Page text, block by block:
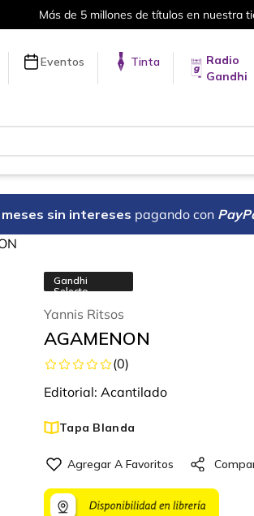
Más de 5 millones de títulos en nuestra
Eventos Tinta
Radio
Gandhi
meses sin intereses pagando con
Gandhi
Selecto
Yannis Ritsos
AGAMENON
(0)
Editorial: Acantilado
Tapa Blanda